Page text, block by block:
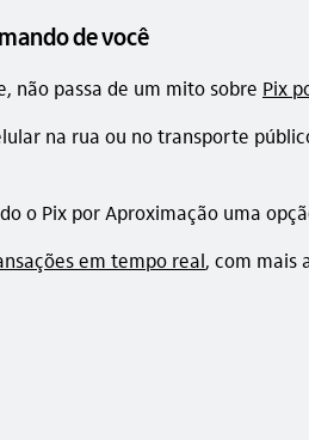
de você
não passa de um mito sobre Pix
na rua ou no transporte
o Pix por Aproximação uma
em tempo real, com mais